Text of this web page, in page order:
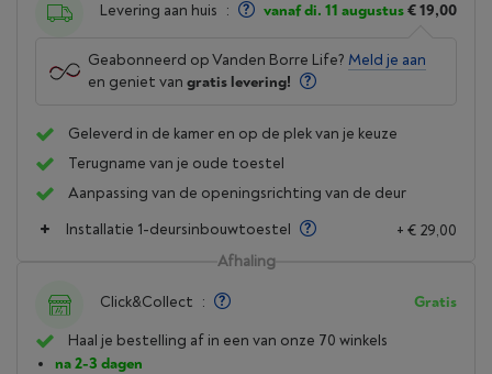
Levering aan huis : vanaf di. 11 augustus€ 19,00
Geabonneerd op Vanden Borre Life? Meld je aan
en geniet van gratis levering!
Geleverd in de kamer en op de plek van je keuze
Terugname van je oude toestel
Aanpassing van de openingsrichting van de deur
Installatie 1-deursinbouwtoestel
+ € 29,00
Afhaling
Click&Collect : Gratis
Haal je bestelling af in een van onze 70 winkels
na 2-3 dagen